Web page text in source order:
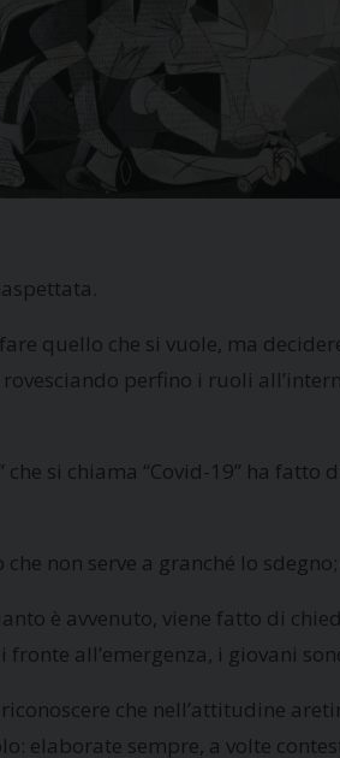
quello che si vuole, ma
perfino i ruoli
che si chiama “Covid-19” ha
che non serve a granché lo
è avvenuto, viene fatto di
fronte all’emergenza, i giovani
che nell’attitudine
elaborate sempre, a volte